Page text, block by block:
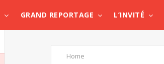
GRAND REPORTAGE L’INVITÉ
Home